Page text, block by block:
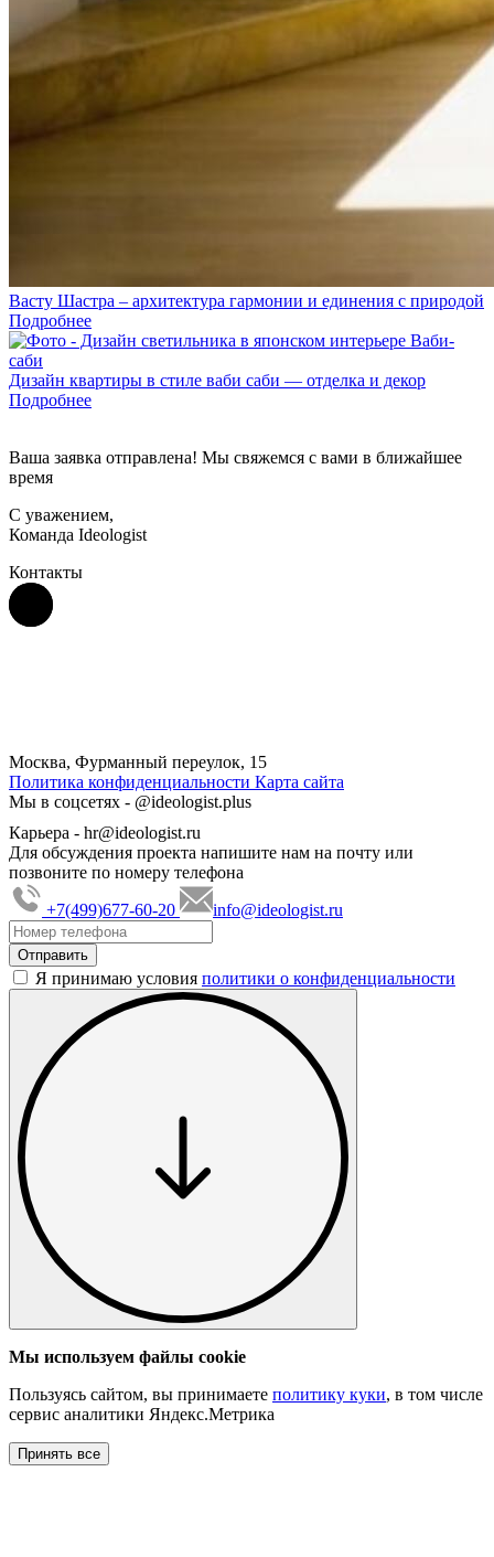
Васту Шастра – архитектура гармонии и единения с природой
Подробнее
Дизайн квартиры в стиле ваби саби — отделка и декор
Подробнее
Ваша заявка отправлена! Мы свяжемся с вами в ближайшее
время
С уважением,
Команда Ideologist
Контакты
Москва, Фурманный переулок, 15
Политика конфиденциальности Карта сайта
Мы в соцсетях - @ideologist.plus
Карьера - hr@ideologist.ru
Для обсуждения проекта напишите нам на почту или
позвоните по номеру телефона
+7(499)677-60-20
info@ideologist.ru
Я принимаю условия политики о конфиденциальности
Мы используем файлы cookie
Пользуясь сайтом, вы принимаете политику куки, в том числе
сервис аналитики Яндекс.Метрика
Принять все